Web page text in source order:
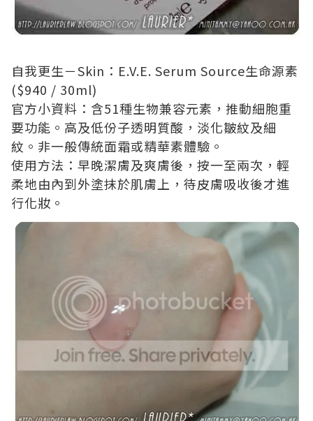
自我更生－Skin：E.V.E. Serum Source生命源素
($940 / 30ml)
官方小資料：含51種生物兼容元素，推動細胞重
要功能。高及低份子透明質酸，淡化皺紋及細
紋。非一般傳統面霜或精華素體驗。
使用方法：早晚潔膚及爽膚後，按一至兩次，輕
柔地由內到外塗抹於肌膚上，待皮膚吸收後才進
行化妝。